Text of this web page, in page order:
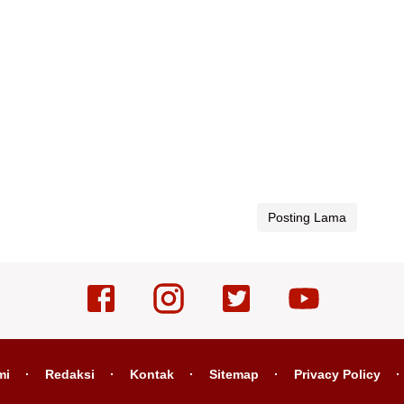
Posting Lama
Redaksi Kontak Sitemap Privacy Policy